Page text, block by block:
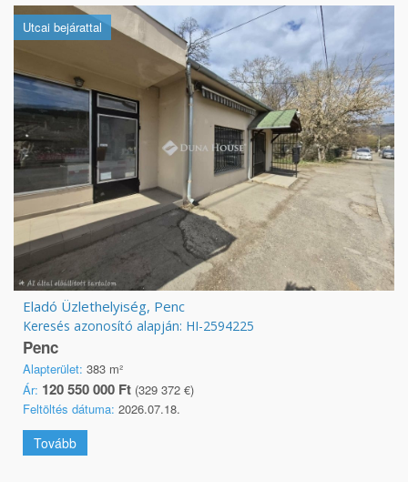
Utcai bejárattal
Eladó Üzlethelyiség, Penc
Keresés azonosító alapján: HI-2594225
Penc
Alapterület: 383 m²
Ár: 120 550 000 Ft (329 372 €)
Feltöltés dátuma: 2026.07.18.
Tovább